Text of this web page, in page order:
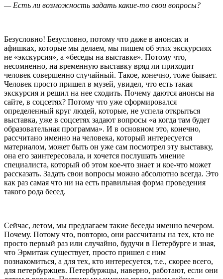
— Есть ли возможность задать какие-то свои вопросы?
Безусловно! Безусловно, потому что даже в анонсах и
афишках, которые мы делаем, мы пишем об этих экскурсиях
не «экскурсия», а «беседы на выставке». Потому что,
несомненно, на временную выставку вряд ли приходит
человек совершенно случайный. Такое, конечно, тоже бывает.
Человек просто пришел в музей, увидел, что есть такая
экскурсия и решил на нее сходить. Почему даются анонсы на
сайте, в соцсетях? Потому что уже сформировался
определенный круг людей, которые, не успела открыться
выставка, уже в соцсетях задают вопросы «а когда там будет
образовательная программа». И в основном это, конечно,
рассчитано именно на человека, который интересуется
материалом, может быть он уже сам посмотрел эту выставку,
она его заинтересовала, и хочется послушать мнение
специалиста, который об этом кое-что знает и кое-что может
рассказать. Задать свои вопросы можно абсолютно всегда. Это
как раз самая что ни на есть правильная форма проведения
такого рода бесед.
Сейчас, летом, мы предлагаем такие беседы именно вечером.
Почему. Потому что, повторю, они рассчитаны на тех, кто не
просто первый раз или случайно, будучи в Петербурге и зная,
что Эрмитаж существует, просто пришел с ним
познакомиться, а для тех, кто интересуется, т.е., скорее всего,
для петербуржцев. Петербуржцы, наверно, работают, если они